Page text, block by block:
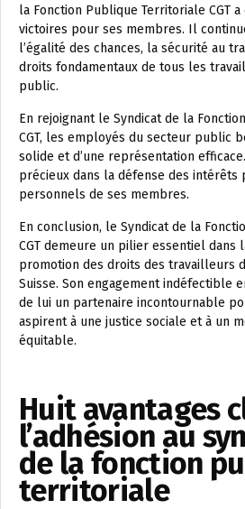
la Fonction Publique Territoriale CGT
victoires pour ses membres. Il
l’égalité des chances, la sécurité au
droits fondamentaux de tous les
public.
En rejoignant le Syndicat de la
CGT, les employés du secteur public
solide et d’une représentation
précieux dans la défense des intérêts
personnels de ses membres.
En conclusion, le Syndicat de la
CGT demeure un pilier essentiel dans
promotion des droits des travailleurs
Suisse. Son engagement indéfectible
de lui un partenaire incontournable
aspirent à une justice sociale et à un
équitable.
Huit avantages
l’adhésion au
de la fonction
territoriale